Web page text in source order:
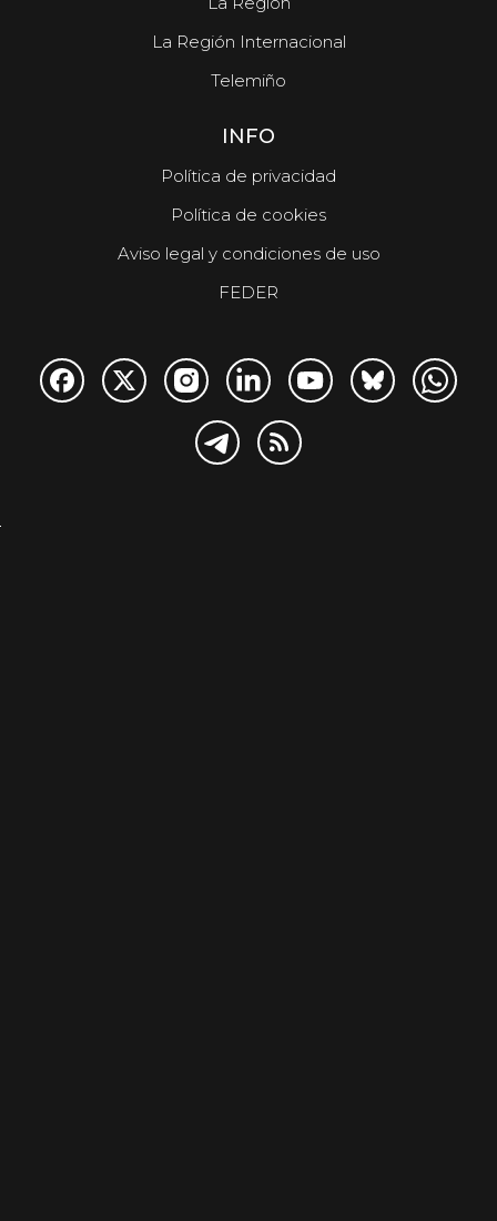
La Región Internacional
Telemiño
INFO
Política de privacidad
Política de cookies
Aviso legal y condiciones de uso
FEDER